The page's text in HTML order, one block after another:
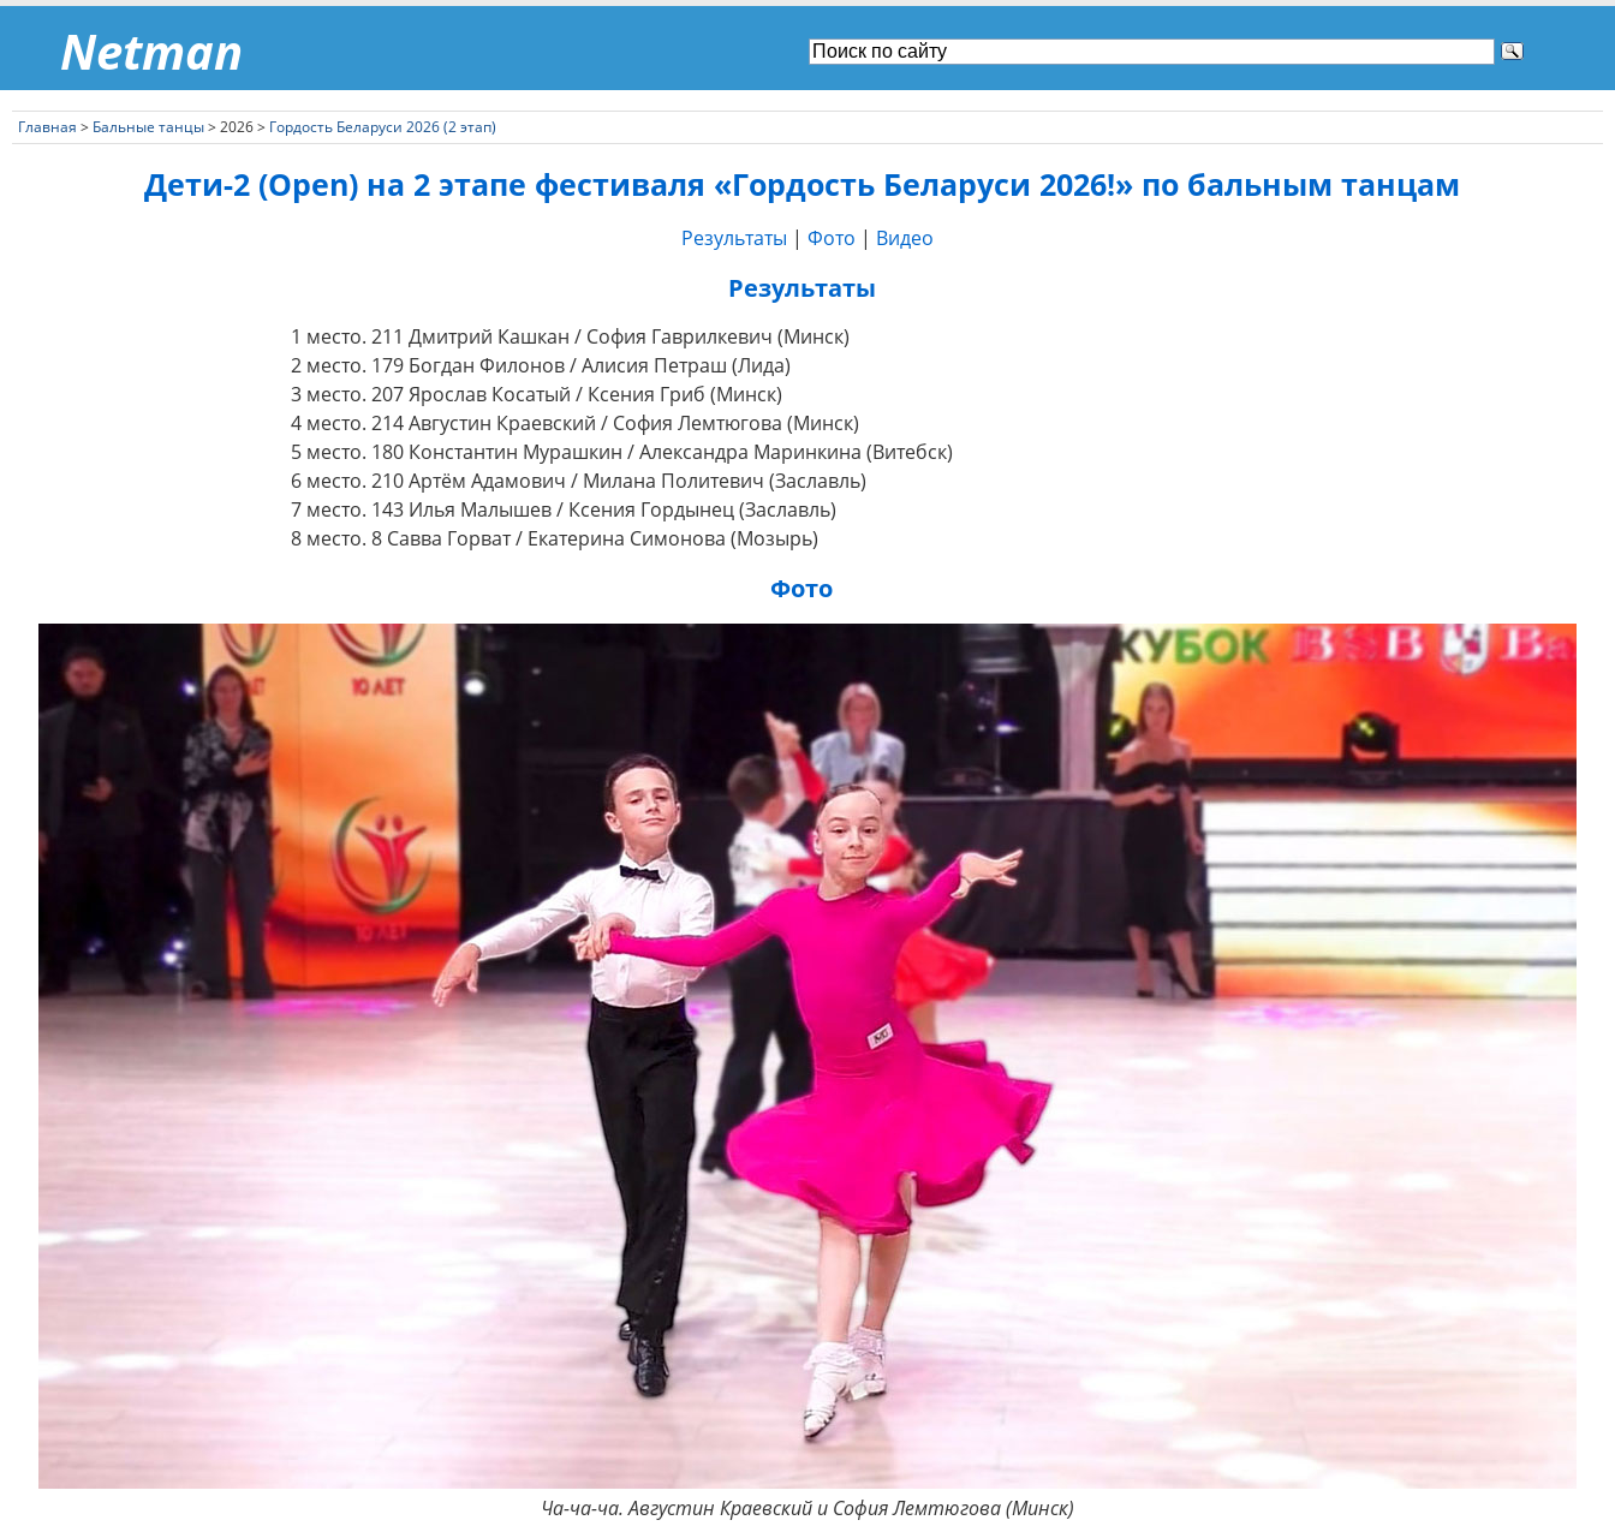
Netman
Главная > Бальные танцы> 2026 > Гордость Беларуси 2026 (2 этап)
Дети-2 (Open) на 2 этапе фестиваля «Гордость Беларуси 2026!» по бальным танцам
Результаты | Фото | Видео
Результаты
1 место. 211 Дмитрий Кашкан / София Гаврилкевич (Минск)
2 место. 179 Богдан Филонов / Алисия Петраш (Лида)
3 место. 207 Ярослав Косатый / Ксения Гриб (Минск)
4 место. 214 Августин Краевский / София Лемтюгова (Минск)
5 место. 180 Константин Мурашкин / Александра Маринкина (Витебск)
6 место. 210 Артём Адамович / Милана Политевич (Заславль)
7 место. 143 Илья Малышев / Ксения Гордынец (Заславль)
8 место. 8 Савва Горват / Екатерина Симонова (Мозырь)
Фото
Ча-ча-ча. Августин Краевский и София Лемтюгова (Минск)